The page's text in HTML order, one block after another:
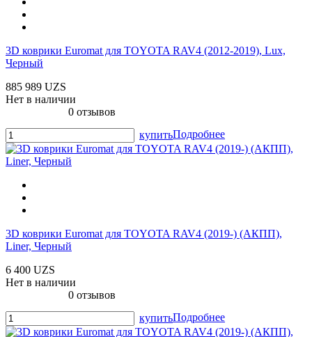
3D коврики Euromat для TOYOTA RAV4 (2012-2019), Lux,
Черный
885 989 UZS
Нет в наличии
0 отзывов
купитьПодробнее
3D коврики Euromat для TOYOTA RAV4 (2019-) (АКПП),
Liner, Черный
6 400 UZS
Нет в наличии
0 отзывов
купитьПодробнее